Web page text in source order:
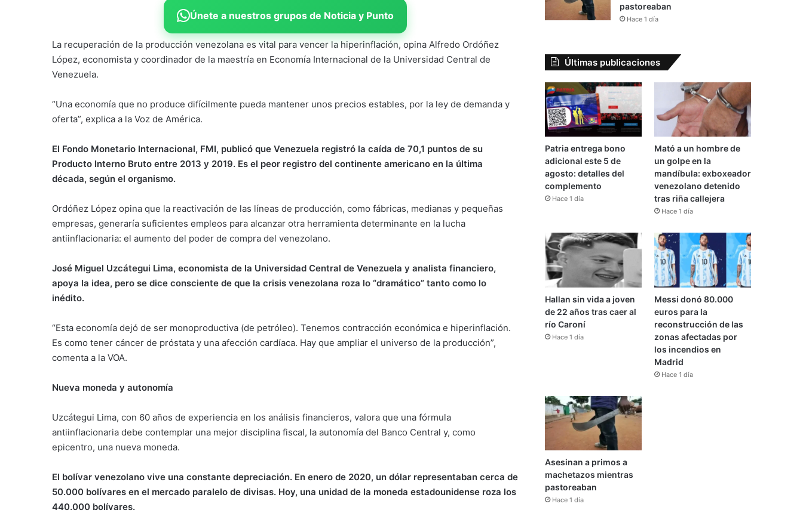
Únete a nuestros grupos de Noticia y Punto
La recuperación de la producción venezolana es vital para vencer la hiperinflación, opina Alfredo Ordóñez
López, economista y coordinador de la maestría en Economía Internacional de la Universidad Central de
Venezuela.
“Una economía que no produce difícilmente pueda mantener unos precios estables, por la ley de demanda y
oferta”, explica a la Voz de América.
El Fondo Monetario Internacional, FMI, publicó que Venezuela registró la caída de 70,1 puntos de su
Producto Interno Bruto entre 2013 y 2019. Es el peor registro del continente americano en la última
década, según el organismo.
Ordóñez López opina que la reactivación de las líneas de producción, como fábricas, medianas y pequeñas
empresas, generaría suficientes empleos para alcanzar otra herramienta determinante en la lucha
antiinflacionaria: el aumento del poder de compra del venezolano.
José Miguel Uzcátegui Lima, economista de la Universidad Central de Venezuela y analista financiero,
apoya la idea, pero se dice consciente de que la crisis venezolana roza lo “dramático” tanto como lo
inédito.
“Esta economía dejó de ser monoproductiva (de petróleo). Tenemos contracción económica e hiperinflación.
Es como tener cáncer de próstata y una afección cardíaca. Hay que ampliar el universo de la producción”,
comenta a la VOA.
Nueva moneda y autonomía
Uzcátegui Lima, con 60 años de experiencia en los análisis financieros, valora que una fórmula
antiinflacionaria debe contemplar una mejor disciplina fiscal, la autonomía del Banco Central y, como
epicentro, una nueva moneda.
El bolívar venezolano vive una constante depreciación. En enero de 2020, un dólar representaban cerca de
50.000 bolívares en el mercado paralelo de divisas. Hoy, una unidad de la moneda estadounidense roza los
440.000 bolívares.
pastoreaban
Hace 1 día
Últimas publicaciones
Patria entrega bono
adicional este 5 de
agosto: detalles del
complemento
Hace 1 día
Mató a un hombre de
un golpe en la
mandíbula: exboxeador
venezolano detenido
tras riña callejera
Hace 1 día
Hallan sin vida a joven
de 22 años tras caer al
río Caroní
Hace 1 día
Messi donó 80.000
euros para la
reconstrucción de las
zonas afectadas por
los incendios en
Madrid
Hace 1 día
Asesinan a primos a
machetazos mientras
pastoreaban
Hace 1 día